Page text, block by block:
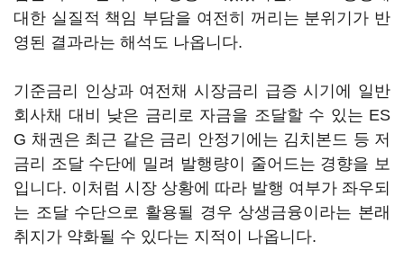
대한 실질적 책임 부담을 여전히 꺼리는 분위기가 반
영된 결과라는 해석도 나옵니다.
기준금리 인상과 여전채 시장금리 급증 시기에 일반
회사채 대비 낮은 금리로 자금을 조달할 수 있는 ES
G 채권은 최근 같은 금리 안정기에는 김치본드 등 저
금리 조달 수단에 밀려 발행량이 줄어드는 경향을 보
입니다. 이처럼 시장 상황에 따라 발행 여부가 좌우되
는 조달 수단으로 활용될 경우 상생금융이라는 본래
취지가 약화될 수 있다는 지적이 나옵니다.